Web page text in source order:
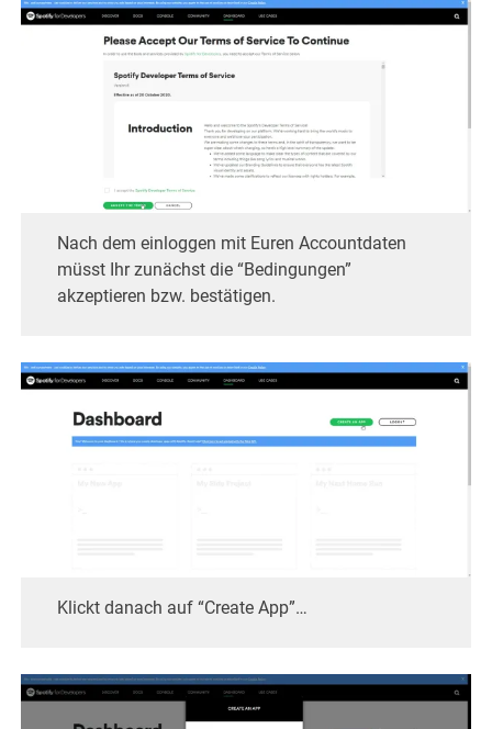
Nach dem einloggen mit Euren Accountdaten
müsst Ihr zunächst die “Bedingungen”
akzeptieren bzw. bestätigen.
Klickt danach auf “Create App”…